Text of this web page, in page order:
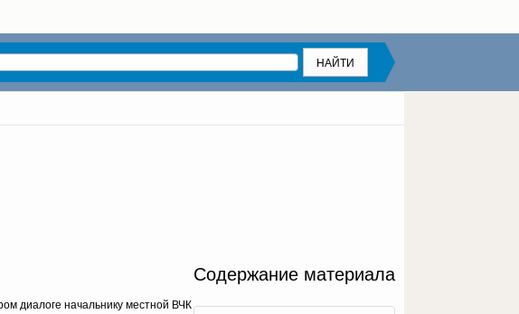
Содержание материала
диалоге начальнику местной ВЧК